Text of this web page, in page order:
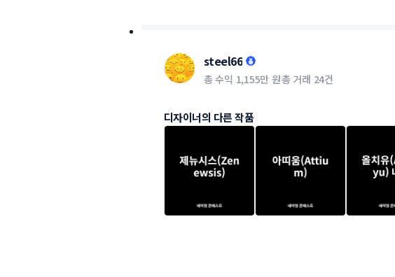
steel66
총 수익 1,155만 원총 거래 24건
디자이너의 다른 작품